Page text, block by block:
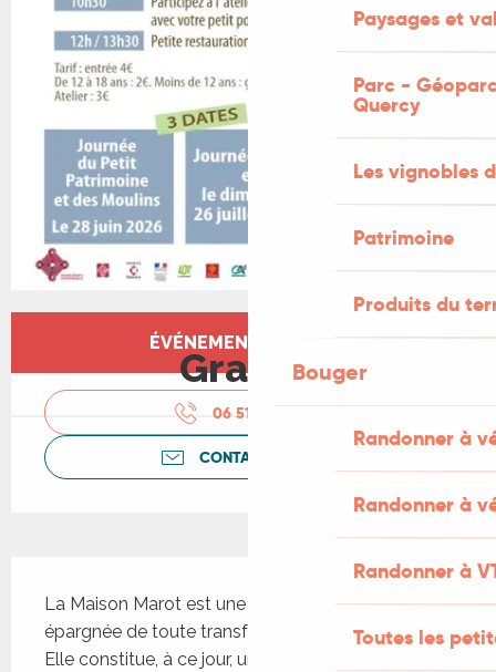
Paysages et
Parc -
Quercy
Les vignobles
Patrimoine
Produits du
Bouger
Randonner à
Randonner à
Randonner à
Toutes les
Ouverture et coordonnées
ÉVÉNEMENT TERMINÉ
Gratuit
06 51 38 15▒▒
CONTACTEZ-NOUS
La Maison Marot est une métairie de 1738
épargnée de toute transformation importante.
Elle constitue, à ce jour, un précieux témoignage